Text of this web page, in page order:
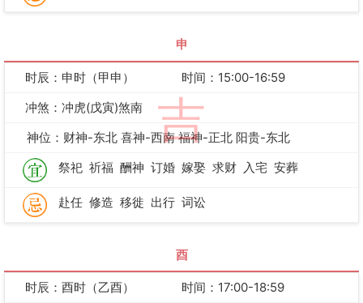
申
吉
时辰：申时（甲申）
时间：15:00-16:59
冲煞：冲虎(戊寅)煞南
神位：财神-东北 喜神-西南 福神-正北 阳贵-东北
祭祀 祈福 酬神 订婚 嫁娶 求财 入宅 安葬
赴任 修造 移徙 出行 词讼
酉
时辰：酉时（乙酉）
时间：17:00-18:59